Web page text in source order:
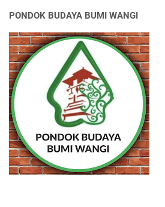
PONDOK BUDAYA BUMI WANGI